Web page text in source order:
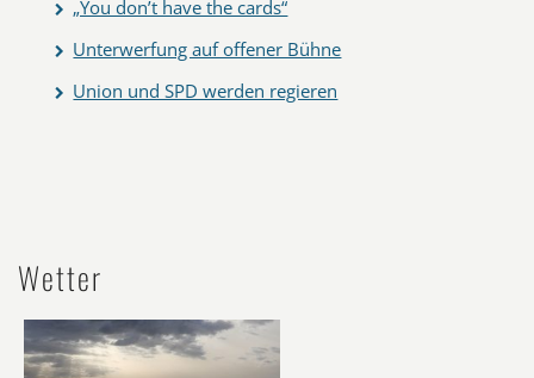
„You don’t have the cards“
Unterwerfung auf offener Bühne
Union und SPD werden regieren
Wetter